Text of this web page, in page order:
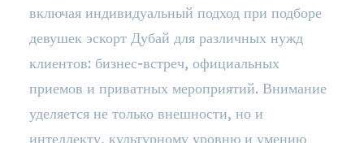
включая индивидуальный подход при подборе
девушек эскорт Дубай для различных нужд
клиентов: бизнес-встреч, официальных
приемов и приватных мероприятий. Внимание
уделяется не только внешности, но и
интеллекту, культурному уровню и умению